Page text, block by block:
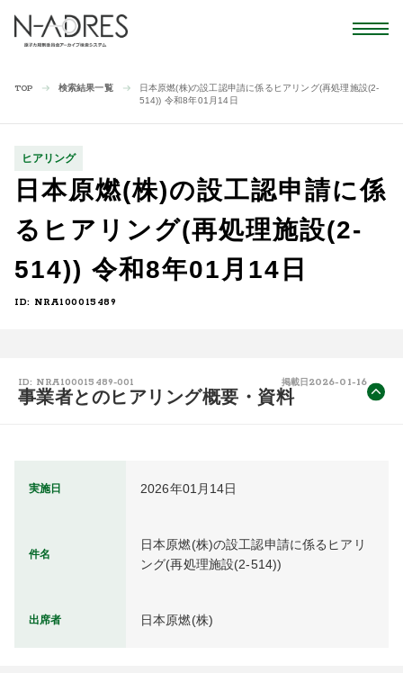
TOP 検索結果一覧
日本原燃(株)の設工認申請に係るヒアリング(再処理施設(2-
514)) 令和8年01月14日
ヒアリング
日本原燃(株)の設工認申請に係
るヒアリング(再処理施設(2-
514)) 令和8年01月14日
ID: NRA100015489
ID: NRA100015489-001 掲載日 2026-01-16
事業者とのヒアリング概要・資料
実施日 2026年01月14日
件名
日本原燃(株)の設工認申請に係るヒアリ
ング(再処理施設(2-514))
出席者 日本原燃(株)